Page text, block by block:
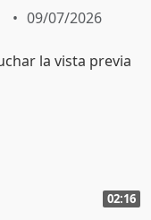
09/07/2026
02:16